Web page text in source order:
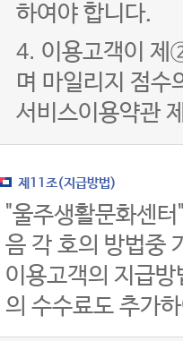
하여야 합니다.
4. 이용고객이 제
며 마일리지 점수
서비스이용약관
제11조(지급방법)
"울주생활문화센
음 각 호의 방법중
이용고객의 지급
의 수수료도 추가